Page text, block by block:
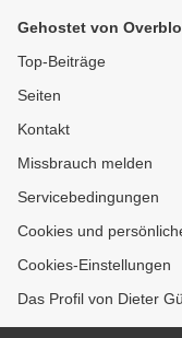
Ukraine
Gehostet von
Top-Beiträge
Seiten
Kontakt
Missbrauch melden
Servicebedingungen
Cookies und
Cookies-Einstellungen
Das Profil von Dieter